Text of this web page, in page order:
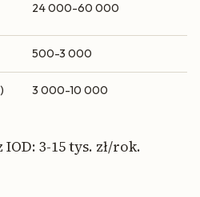
24 000-60 000
500-3 000
3 000-10 000
3-15 tys. zł/rok.